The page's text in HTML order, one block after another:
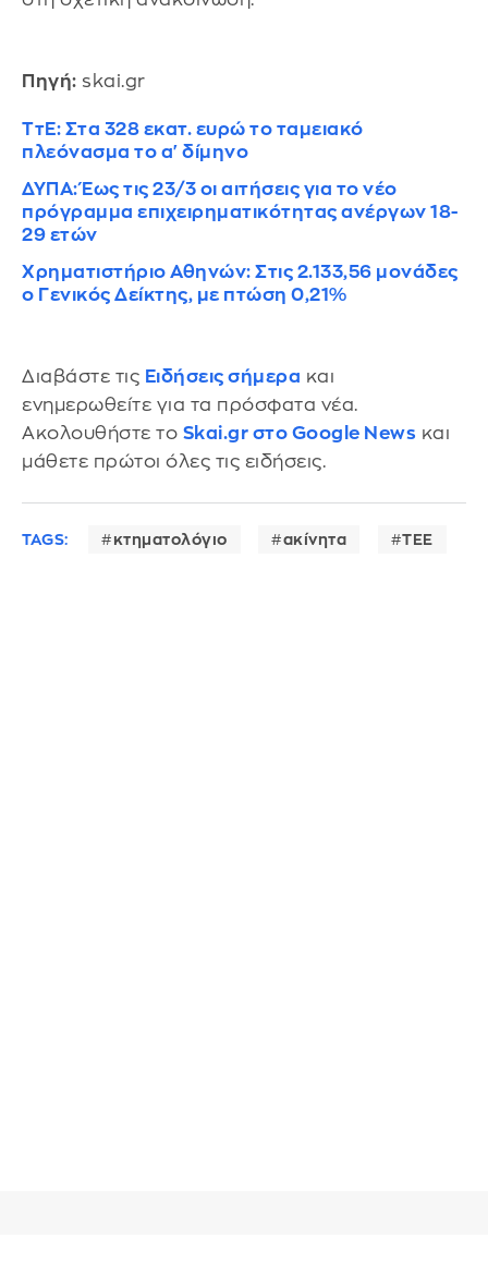
Πηγή: skai.gr
ΤτΕ: Στα 328 εκατ. ευρώ το ταμειακό
πλεόνασμα το α' δίμηνο
ΔΥΠΑ: Έως τις 23/3 οι αιτήσεις για το νέο
πρόγραμμα επιχειρηματικότητας ανέργων 18-
29 ετών
Χρηματιστήριο Αθηνών: Στις 2.133,56 μονάδες
ο Γενικός Δείκτης, με πτώση 0,21%
Διαβάστε τις Ειδήσεις σήμερα και
ενημερωθείτε για τα πρόσφατα νέα.
Ακολουθήστε το Skai.gr στο Google News και
μάθετε πρώτοι όλες τις ειδήσεις.
TAGS: κτηματολόγιο ακίνητα ΤΕΕ